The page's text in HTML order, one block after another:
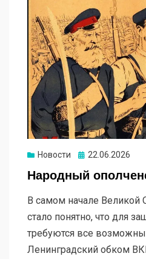
Новости Опубликовано
22.06.2026
Народный
В самом начале Великой
стало понятно, что для
требуются все
Ленинградский обком